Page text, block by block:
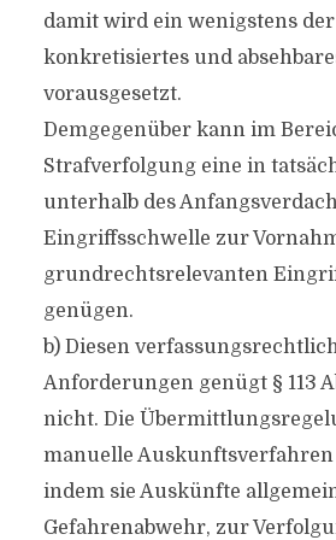
damit wird ein wenigstens
konkretisiertes und
vorausgesetzt.
Demgegenüber kann im
Strafverfolgung eine in
unterhalb des
Eingriffsschwelle zur
grundrechtsrelevanten
genügen.
b) Diesen
Anforderungen genügt § 113
nicht. Die
manuelle Auskunftsverfahren
indem sie Auskünfte
Gefahrenabwehr, zur